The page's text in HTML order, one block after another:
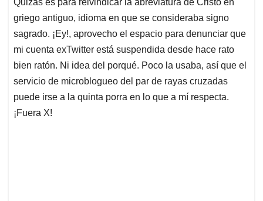
Quizás es para reivindicar la abreviatura de Cristo en
griego antiguo, idioma en que se consideraba signo
sagrado. ¡Ey!, aprovecho el espacio para denunciar que
mi cuenta exTwitter está suspendida desde hace rato
bien ratón. Ni idea del porqué. Poco la usaba, así que el
servicio de microblogueo del par de rayas cruzadas
puede irse a la quinta porra en lo que a mí respecta.
¡Fuera X!